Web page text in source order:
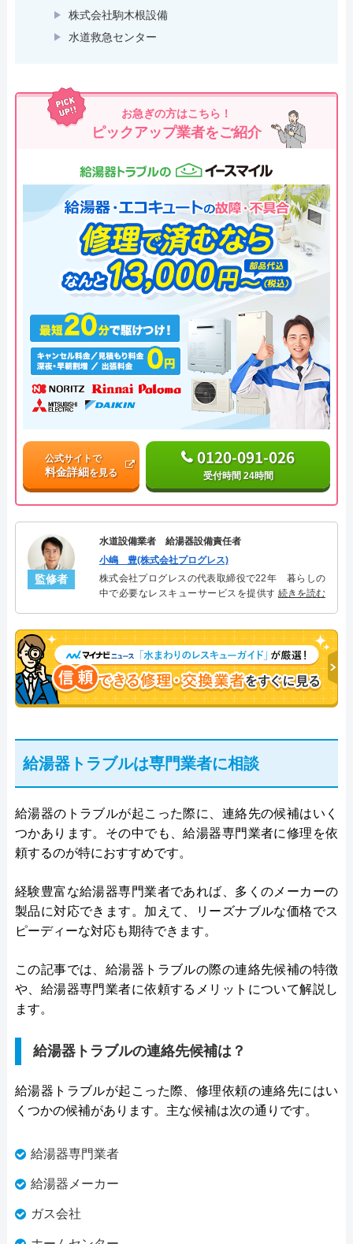
株式会社駒木根設備
水道救急センター
お急ぎの方はこちら！
ピックアップ業者をご紹介
公式サイトで
料金詳細を見る
0120-091-026
受付時間 24時間
監修者
水道設備業者 給湯器設備責任者
小嶋 豊(株式会社プログレス)
株式会社プログレスの代表取締役で22年 暮らしの
中で必要なレスキューサービスを提供する株式会社
決。多くのお客様に信頼される「給湯器」のスペシ
ャリスト。
続きを読む
給湯器トラブルは専門業者に相談
給湯器のトラブルが起こった際に、連絡先の候補はいく
つかあります。その中でも、給湯器専門業者に修理を依
頼するのが特におすすめです。
経験豊富な給湯器専門業者であれば、多くのメーカーの
製品に対応できます。加えて、リーズナブルな価格でス
ピーディーな対応も期待できます。
この記事では、給湯器トラブルの際の連絡先候補の特徴
や、給湯器専門業者に依頼するメリットについて解説し
ます。
給湯器トラブルの連絡先候補は？
給湯器トラブルが起こった際、修理依頼の連絡先にはい
くつかの候補があります。主な候補は次の通りです。
給湯器専門業者
給湯器メーカー
ガス会社